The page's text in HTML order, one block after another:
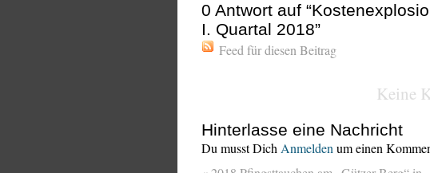
0 Antwort auf
I. Quartal 2018”
Feed für diesen Beitrag
Keine
Hinterlasse eine Nachricht
Du musst Dich Anmelden um einen